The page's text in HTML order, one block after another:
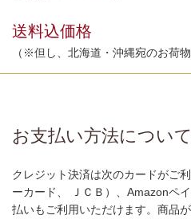
送料込価格
（※但し、北海道・沖縄宛のお荷物
お支払い方法について
クレジット決済は次のカードがご
ーカード、 ＪＣＢ）、Amazonペ
払いもご利用いただけます。商品